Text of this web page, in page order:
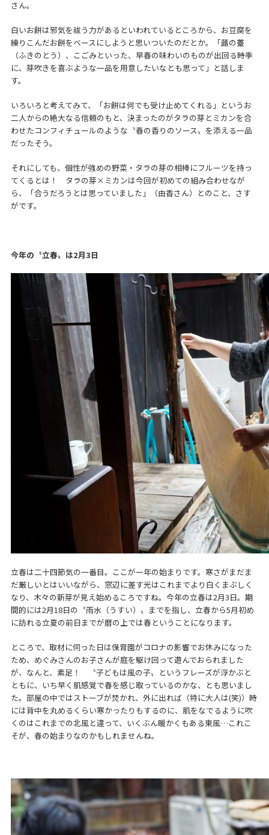
さん。
白いお餅は邪気を祓う力があるといわれているところから、お豆腐を
練りこんだお餅をベースにしようと思いついたのだとか。「蕗の薹
（ふきのとう）、こごみといった、早春の味わいのものが出回る時季
に、芽吹きを喜ぶような一品を用意したいなとも思って」と話しま
す。
いろいろと考えてみて、「お餅は何でも受け止めてくれる」というお
二人からの絶大なる信頼のもと、決まったのがタラの芽とミカンを合
わせたコンフィチュールのような〝春の香りのソース〟を添える一品
だったそう。
それにしても、個性が強めの野菜・タラの芽の相棒にフルーツを持っ
てくるとは！ タラの芽×ミカンは今回が初めての組み合わせなが
ら、「合うだろうとは思っていました」（由香さん）とのこと、さす
がです。
今年の〝立春〟は2月3日
立春は二十四節気の一番目。ここが一年の始まりです。寒さがまだま
だ厳しいとはいいながら、窓辺に差す光はこれまでより白くまぶしく
なり、木々の新芽が見え始めるころですね。今年の立春は2月3日。期
間的には2月18日の〝雨水（うすい）〟までを指し、立春から5月初め
に訪れる立夏の前日までが暦の上では春ということになります。
ところで、取材に伺った日は保育園がコロナの影響でお休みになった
ため、めぐみさんのお子さんが庭を駆け回って遊んでおられました
が、なんと、素足！ 〝子どもは風の子〟というフレーズが浮かぶと
ともに、いち早く肌感覚で春を感じ取っているのかな、とも思いまし
た。部屋の中ではストーブが焚かれ、外に出れば（特に大人は(笑)）時
には背中を丸めるくらい寒かったりもするのに、肌をなでるように吹
くのはこれまでの北風と違って、いくぶん暖かくもある東風…これこ
そが、春の始まりなのかもしれませんね。